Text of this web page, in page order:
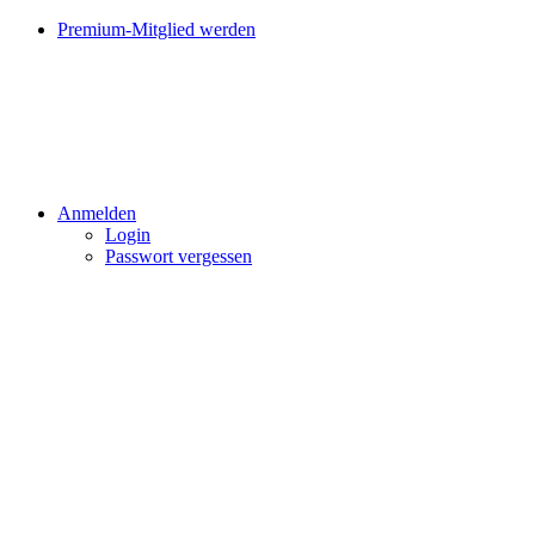
Premium-Mitglied werden
Anmelden
Login
Passwort vergessen